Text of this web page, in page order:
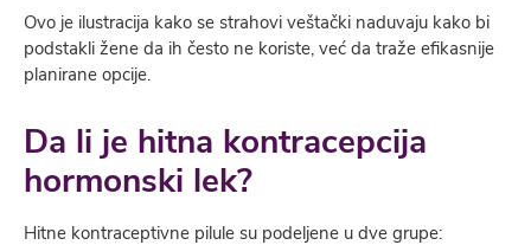
Ovo je ilustracija kako se strahovi veštački naduvaju kako bi
podstakli žene da ih često ne koriste, već da traže efikasnije
planirane opcije.
Da li je hitna kontracepcija
hormonski lek?
Hitne kontraceptivne pilule su podeljene u dve grupe: